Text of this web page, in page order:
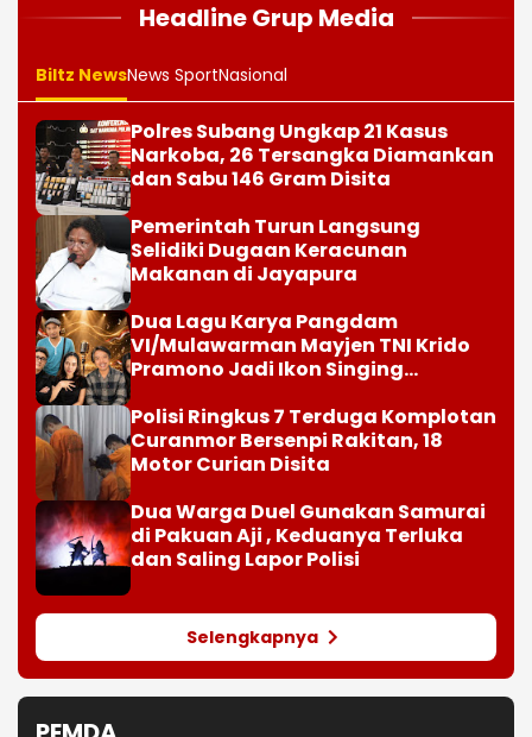
Headline Grup Media
Biltz NewsNews SportNasional
Polres Subang Ungkap 21 Kasus
Narkoba, 26 Tersangka Diamankan
dan Sabu 146 Gram Disita
Pemerintah Turun Langsung
Selidiki Dugaan Keracunan
Makanan di Jayapura
Dua Lagu Karya Pangdam
VI/Mulawarman Mayjen TNI Krido
Pramono Jadi Ikon Singing
Polisi Ringkus 7 Terduga Komplotan
Curanmor Bersenpi Rakitan, 18
Motor Curian Disita
Dua Warga Duel Gunakan Samurai
di Pakuan Aji , Keduanya Terluka
dan Saling Lapor Polisi
Selengkapnya